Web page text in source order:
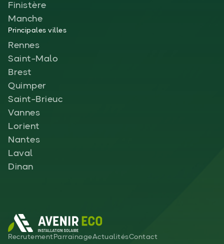
Finistère
Manche
Principales villes
Rennes
Saint-Malo
Brest
Quimper
Saint-Brieuc
Vannes
Lorient
Nantes
Laval
Dinan
Recrutement ParrainageActualitésContact